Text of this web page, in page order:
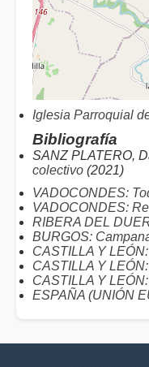
Iglesia Parroquial
Bibliografía
SANZ PLATERO,
colectivo (2021)
VADOCONDES:
VADOCONDES:
RIBERA DEL
BURGOS:
CASTILLA Y
CASTILLA Y
CASTILLA Y
ESPAÑA (UNIÓN